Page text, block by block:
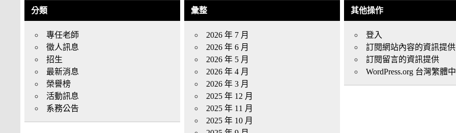
分類
專任老師
徵人訊息
招生
最新消息
榮譽榜
活動訊息
系務公告
彙整
2026 年 7 月
2026 年 6 月
2026 年 5 月
2026 年 4 月
2026 年 3 月
2025 年 12 月
2025 年 11 月
2025 年 10 月
其他操作
登入
訂閱網站內容的資訊提供
訂閱留言的資訊提供
WordPress.org 台灣繁體